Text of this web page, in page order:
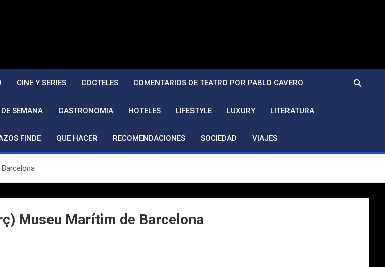
CINE Y SERIES COCTELES COMENTARIOS DE TEATRO POR PABLO CAVERO
SEMANA GASTRONOMIA HOTELES LIFESTYLE LUXURY LITERATURA
FINDE QUE HACER RECOMENDACIONES SOCIEDAD VIAJES
Museu Marítim de Barcelona